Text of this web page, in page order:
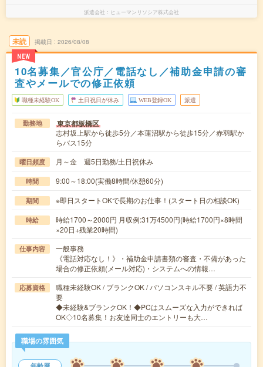
派遣会社 ヒューマンリソシア株式会社
未読
NEW
掲載日 2026/08/08
10名募集／官公庁／電話なし／補助金申請の審
査やメールでの修正依頼
職種未経験OK 土日祝日が休み WEB登録OK 派遣
勤務地 東京都板橋区
志村坂上駅から徒歩5分／本蓮沼駅から徒歩15分／赤羽駅か
らバス15分
曜日頻度 月～金 週5日勤務/土日祝休み
時間 9:00～18:00(実働8時間/休憩60分)
期間 ※即日スタートOKで長期のお仕事！(スタート日の相談OK)
時給
時給1700～2000円 月収例:31万4500円(時給1700円×8時間
×20日+残業20時間)
仕事内容
一般事務
《電話対応なし！》・補助金申請書類の審査・不備があった
場合の修正依頼(メール対応)・システムへの情報…
応募資格
職種未経験OK / ブランクOK / パソコンスキル不要 / 英語力不
要
◆未経験&ブランクOK！◆PCはスムーズな入力ができれば
OK◇10名募集！お友達同士のエントリーも大…
職場の雰囲気